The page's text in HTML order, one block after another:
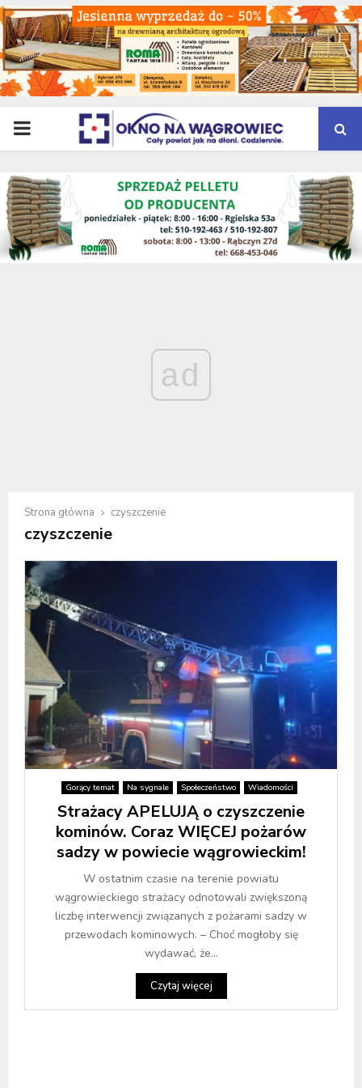
PRIMARY
MENU
ad
Strona główna czyszczenie
czyszczenie
Gorący temat Na sygnale Społeczeństwo Wiadomości
Strażacy APELUJĄ o czyszczenie
kominów. Coraz WIĘCEJ pożarów
sadzy w powiecie wągrowieckim!
W ostatnim czasie na terenie powiatu
wągrowieckiego strażacy odnotowali zwiększoną
liczbę interwencji związanych z pożarami sadzy w
przewodach kominowych. – Choć mogłoby się
wydawać, że...
Czytaj więcej